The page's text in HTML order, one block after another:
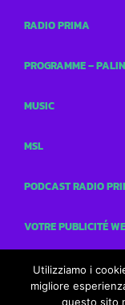
RADIO PRIMA
PROGRAMME –
MUSIC
MSL
PODCAST RADIO
VOTRE PUBLICITÉ
CONCOURS
Utilizziamo i
migliore
questo sito